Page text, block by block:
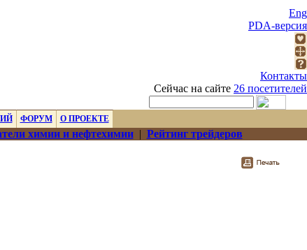
Eng
PDA-версия
Контакты
Сейчас на сайте 26 посетителей
ФОРУМ О ПРОЕКТЕ
химии и нефтехимии| Рейтинг трейдеров